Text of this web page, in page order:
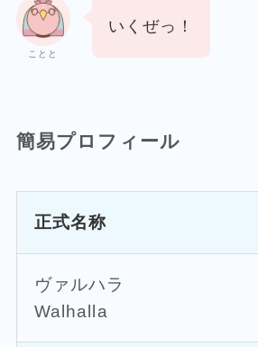
ことと
いくぜっ！
簡易プロフィール
正式名称
ヴァルハラ
Walhalla